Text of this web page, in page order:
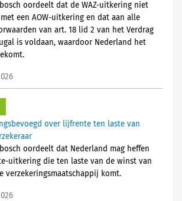
oordeelt dat de WAZ-uitkering niet
een AOW-uitkering en dat aan alle
van art. 18 lid 2 van het Verdrag
is voldaan, waardoor Nederland het
over lijfrente ten laste van
oordeelt dat Nederland mag heffen
uitkering die ten laste van de winst van
verzekeringsmaatschappij komt.